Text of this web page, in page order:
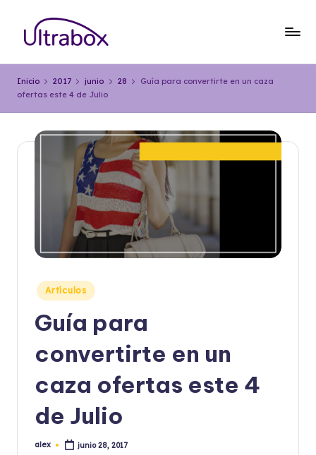
Saltar
contenido
l
o
b
Inicio 2017 junio 28
Guía para convertirte en un caza
ofertas este 4 de Julio
Publicado
en
Artículos
Guía para
convertirte en un
caza ofertas este 4
de Julio
Publicado
alex junio 28, 2017